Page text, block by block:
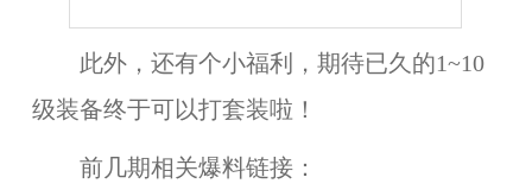
此外，还有个小福利，期待已久的1~10
级装备终于可以打套装啦！
前几期相关爆料链接：